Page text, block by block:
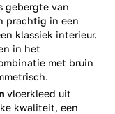
gebergte van
prachtig in een
klassiek interieur.
in het
met bruin
vloerkleed uit
kwaliteit, een